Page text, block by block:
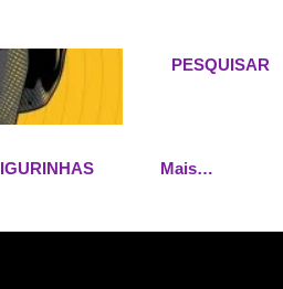
PESQUISAR
Mais…